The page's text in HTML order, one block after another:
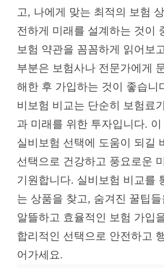
고, 나에게 맞는 최적의 보험
전하게 미래를 설계하는 것이
보험 약관을 꼼꼼하게 읽어보
부분은 보험사나 전문가에게
해한 후 가입하는 것이 좋습니
비보험 비교는 단순히 보험료
과 미래를 위한 투자입니다. 이
실비보험 선택에 도움이 되길
선택으로 건강하고 풍요로운
기원합니다. 실비보험 비교를
는 상품을 찾고, 숨겨진 꿀팁
알뜰하고 효율적인 보험 가입
합리적인 선택으로 안전하고
어가세요.